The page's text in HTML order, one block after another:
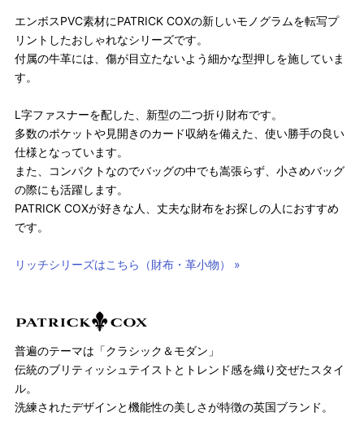
エンボスPVC素材にPATRICK COXの新しいモノグラムを転写プ
リントしたおしゃれなシリーズです。
付属の牛革には、傷が目立たないよう細かな型押しを施していま
す。
L字ファスナーを配した、新型の二つ折り財布です。
多数のポケットや見開きのカード収納を備えた、使い勝手の良い
仕様となっています。
また、コンパクトなのでバッグの中でも嵩張らず、小さめバッグ
の際にも活躍します。
PATRICK COXが好きな人、丈夫な財布をお探しの人におすすめ
です。
リッチシリーズはこちら（財布・革小物） »
普遍のテーマは「クラシック＆モダン」
伝統のブリティッシュテイストとトレンド感を織り交ぜたスタイ
ル。
洗練されたデザインと機能性の美しさが特徴の英国ブランド。